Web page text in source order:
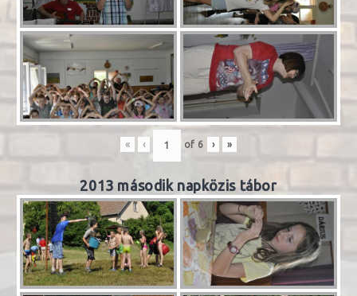
« ‹ of 6 › »
2013 második napközis tábor